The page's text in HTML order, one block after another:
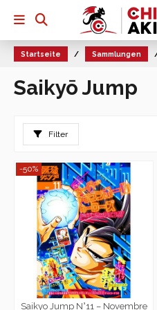
Startseite Sammlungen
Saikyō Jump
Filter
-50%
Saikyo Jump N°11 – Novembre